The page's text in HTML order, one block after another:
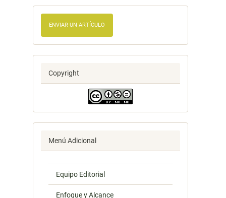
ENVIAR UN ARTÍCULO
Copyright
Menú Adicional
Equipo Editorial
Enfoque y Alcance